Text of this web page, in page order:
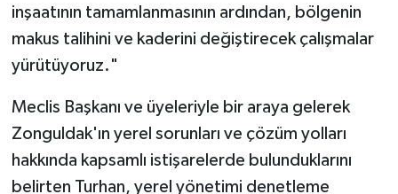
inşaatının tamamlanmasının ardından, bölgenin
makus talihini ve kaderini değiştirecek çalışmalar
yürütüyoruz."
​Meclis Başkanı ve üyeleriyle bir araya gelerek
Zonguldak'ın yerel sorunları ve çözüm yolları
hakkında kapsamlı istişarelerde bulunduklarını
belirten Turhan, yerel yönetimi denetleme